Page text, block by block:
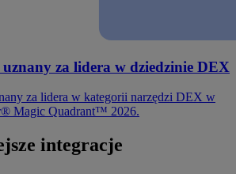
uznany za lidera w dziedzinie DEX
za lidera w kategorii narzędzi DEX w
Magic Quadrant™ 2026.
integracje